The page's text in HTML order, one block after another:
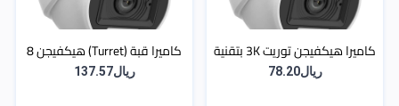
كاميرا هيكفيجن توريت 3K بتقنية
الإضاءة المزدوجة والصوت
ريال78.20
كاميرا قبة (Turret) هيكفيجن 8
ريال137.57